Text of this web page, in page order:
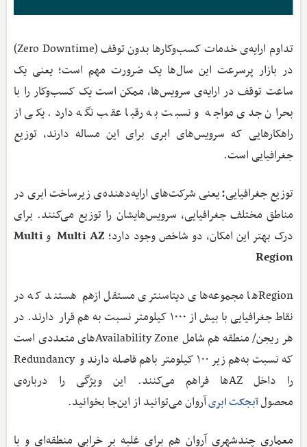
تداوم ارایه‌ی خدمات کسب‌و‌کارها بدون توقف (Zero Downtime)
در بازار پرسرعت این سال‌ها یک ضرورت مهم است؛ یعنی یک
ساعت توقف در ارایه‌ی سرویس‌ها، ممکن است یک کسب‌وکار را با
بحران جدی مواجه و نسبت به رقبا عقب نگه دارد. یکی از
راهکارهایی که سرویس‌های ابری برای این مساله دارند، توزیع
جغرافیایی است.
توزیع جغرافیایی:یعنی شرکت‌های ارایه‌دهنده‌ی زیرساخت ابری در
مناطق مختلف جغرافیایی، سرویس‌هایشان را توزیع می‌کنند. برای
درک بهتر این امکان، دو شاخص وجود دارد؛ Multi AZوMulti
Region
Regionها مجموعه‌های دیتاسنتری مستقل ازهم‌ هستند که در
نقاط جغرافیایی با بیش از ۱۰۰۰ کیلومتر نسبت به هم قرار دارند. در
هر ریجن/ منطقه هم شامل Availability Zoneهای متعددی است
که نسبت‌ به‌هم زیر ۱۰۰ کیلومتر باهم فاصله دارند و Redundancy
را داخل AZها فراهم می‌کنند. این ویژگی را درباره‌ی
محصولآبجکت ابریآروان می‌توانید از این‌جا بخوانید.
معماری چندشهری آروان هم برای غلبه بر خرابی منطقه‌ای و با